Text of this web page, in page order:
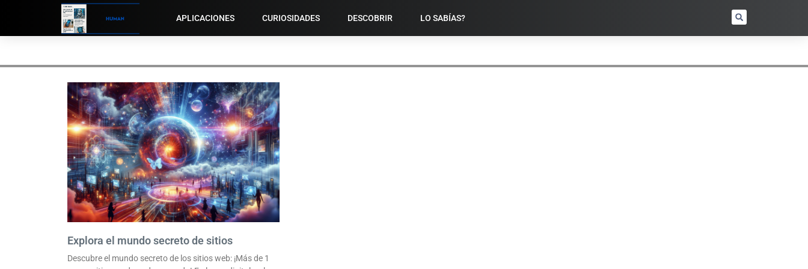
APLICACIONES CURIOSIDADES DESCOBRIR LO SABÍAS?
Explora el mundo secreto de sitios
Descubre el mundo secreto de los sitios web: ¡Más de 1